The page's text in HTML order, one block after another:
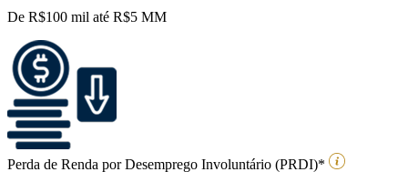
De R$100 mil até R$5 MM
Perda de Renda por Desemprego Involuntário (PRDI)*